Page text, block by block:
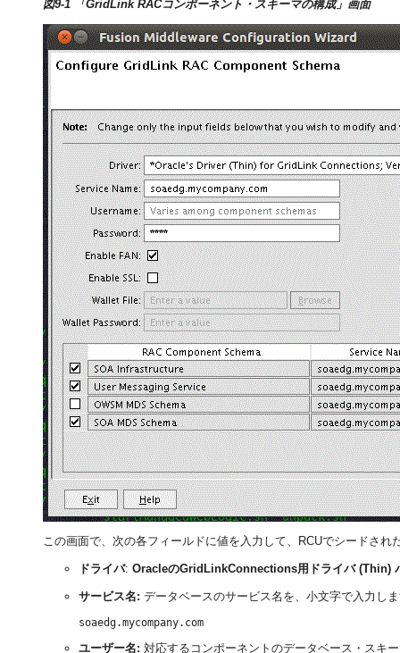
図9-1 「GridLink RACコンポーネント・スキーマの構成」画面
この画面で、次の各フィールドに値を入力して、RCUでシードさ
ドライバ: OracleのGridLinkConnections用ドライバ (Thin)
サービス名: データベースのサービス名を、小文字で入力し
soaedg.mycompany.com
ユーザー名: 対応するコンポーネントのデータベース・スキ